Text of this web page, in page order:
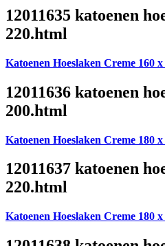
12011635 katoenen
220.html
Katoenen Hoeslaken Creme 160 x
12011636 katoenen
200.html
Katoenen Hoeslaken Creme 180 x
12011637 katoenen
220.html
Katoenen Hoeslaken Creme 180 x